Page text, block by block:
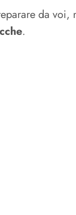
da voi,
.